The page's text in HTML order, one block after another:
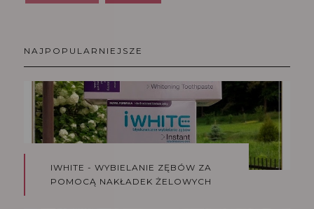
NAJPOPULARNIEJSZE
IWHITE - WYBIELANIE ZĘBÓW ZA
POMOCĄ NAKŁADEK ŻELOWYCH